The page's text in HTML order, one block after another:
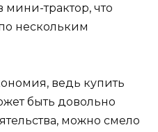
трактор, что
нескольким
ведь купить
быть довольно
можно смело